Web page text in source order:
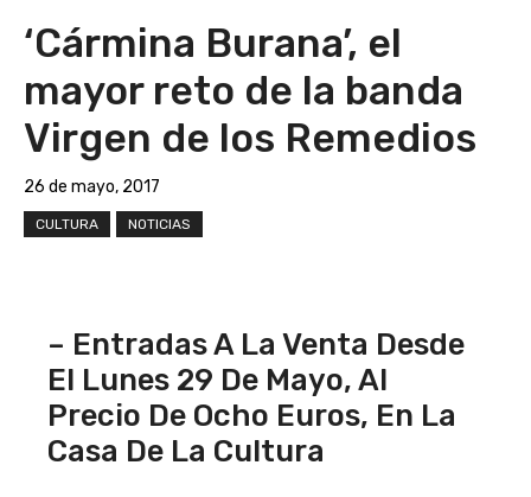
‘Cármina Burana’, el
mayor reto de la banda
Virgen de los Remedios
26 de mayo, 2017
CULTURA NOTICIAS
– Entradas A La Venta Desde
El Lunes 29 De Mayo, Al
Precio De Ocho Euros, En La
Casa De La Cultura